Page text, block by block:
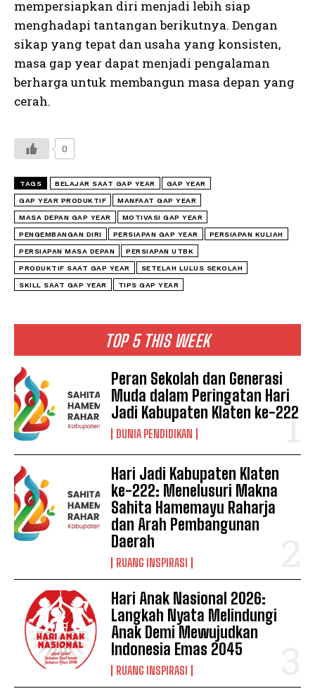
TOP 5 THIS WEEK
Peran Sekolah dan Generasi
Muda dalam Peringatan Hari
Jadi Kabupaten Klaten ke-222
DUNIA PENDIDIKAN
Hari Jadi Kabupaten Klaten
ke-222: Menelusuri Makna
Sahita Hamemayu Raharja
dan Arah Pembangunan
Daerah
RUANG INSPIRASI
Hari Anak Nasional 2026:
Langkah Nyata Melindungi
Anak Demi Mewujudkan
Indonesia Emas 2045
RUANG INSPIRASI
mempersiapkan diri menjadi lebih siap
menghadapi tantangan berikutnya. Dengan
sikap yang tepat dan usaha yang konsisten,
masa gap year dapat menjadi pengalaman
berharga untuk membangun masa depan yang
cerah.
0
TAGS BELAJAR SAAT GAP YEAR GAP YEAR
GAP YEAR PRODUKTIF MANFAAT GAP YEAR
MASA DEPAN GAP YEAR MOTIVASI GAP YEAR
PENGEMBANGAN DIRI PERSIAPAN GAP YEAR PERSIAPAN KULIAH
PERSIAPAN MASA DEPAN PERSIAPAN UTBK
PRODUKTIF SAAT GAP YEAR SETELAH LULUS SEKOLAH
SKILL SAAT GAP YEAR TIPS GAP YEAR